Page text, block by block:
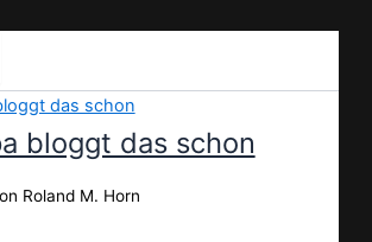
bloggt das schon
Roland M. Horn